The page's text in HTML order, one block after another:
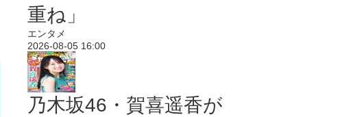
重ね」
エンタメ
2026-08-05 16:00
乃木坂46・賀喜遥香が